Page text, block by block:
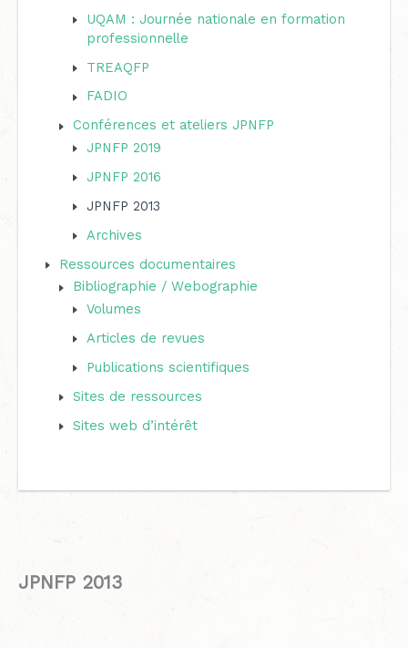
UQAM : Journée nationale en formation
professionnelle
TREAQFP
FADIO
Conférences et ateliers JPNFP
JPNFP 2019
JPNFP 2016
JPNFP 2013
Archives
Ressources documentaires
Bibliographie / Webographie
Volumes
Articles de revues
Publications scientifiques
Sites de ressources
Sites web d’intérêt
JPNFP 2013